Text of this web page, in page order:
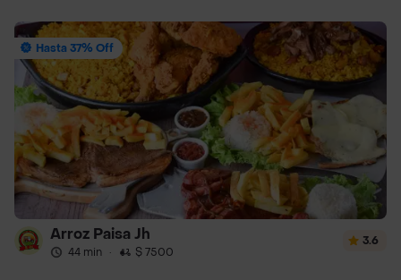
Hasta 37% Off
Arroz Paisa Jh
44 min · $ 7500
3.6